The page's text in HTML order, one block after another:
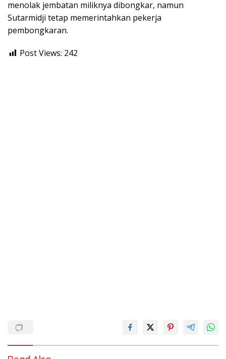
menolak jembatan miliknya dibongkar, namun
Sutarmidji tetap memerintahkan pekerja
pembongkaran.
Post Views: 242